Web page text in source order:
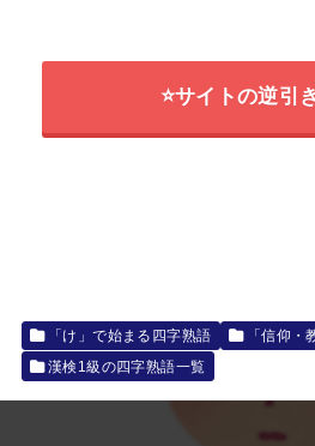
⭐サイトの逆引
「け」で始まる四字熟語
「信仰
漢検1級の四字熟語一覧